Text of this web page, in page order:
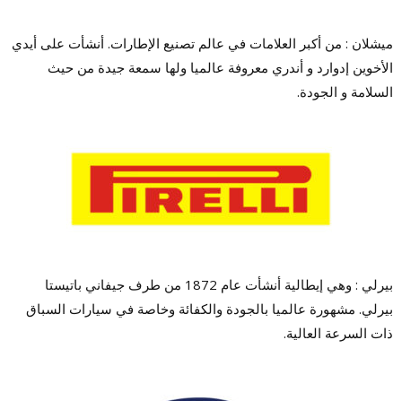
ميشلان : من أكبر العلامات في عالم تصنيع الإطارات. أنشأت على أيدي
الأخوين إدوارد و أندري معروفة عالميا ولها سمعة جيدة من حيث
السلامة و الجودة.
بيرلي : وهي إيطالية أنشأت عام 1872 من طرف جيفاني باتيستا
بيرلي. مشهورة عالميا بالجودة والكفائة وخاصة في سيارات السباق
ذات السرعة العالية.